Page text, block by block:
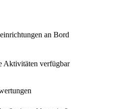
an Bord
Aktivitäten verfügbar